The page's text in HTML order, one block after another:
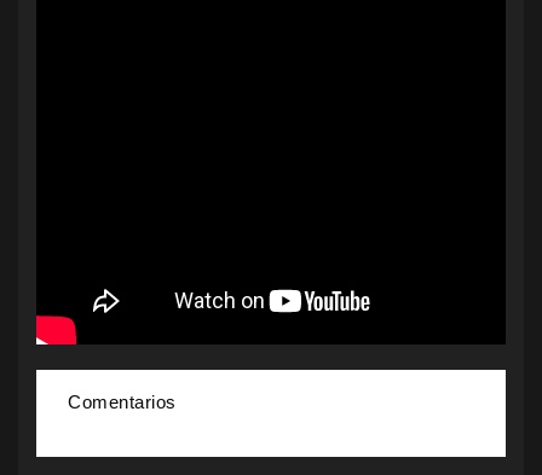
Comentarios